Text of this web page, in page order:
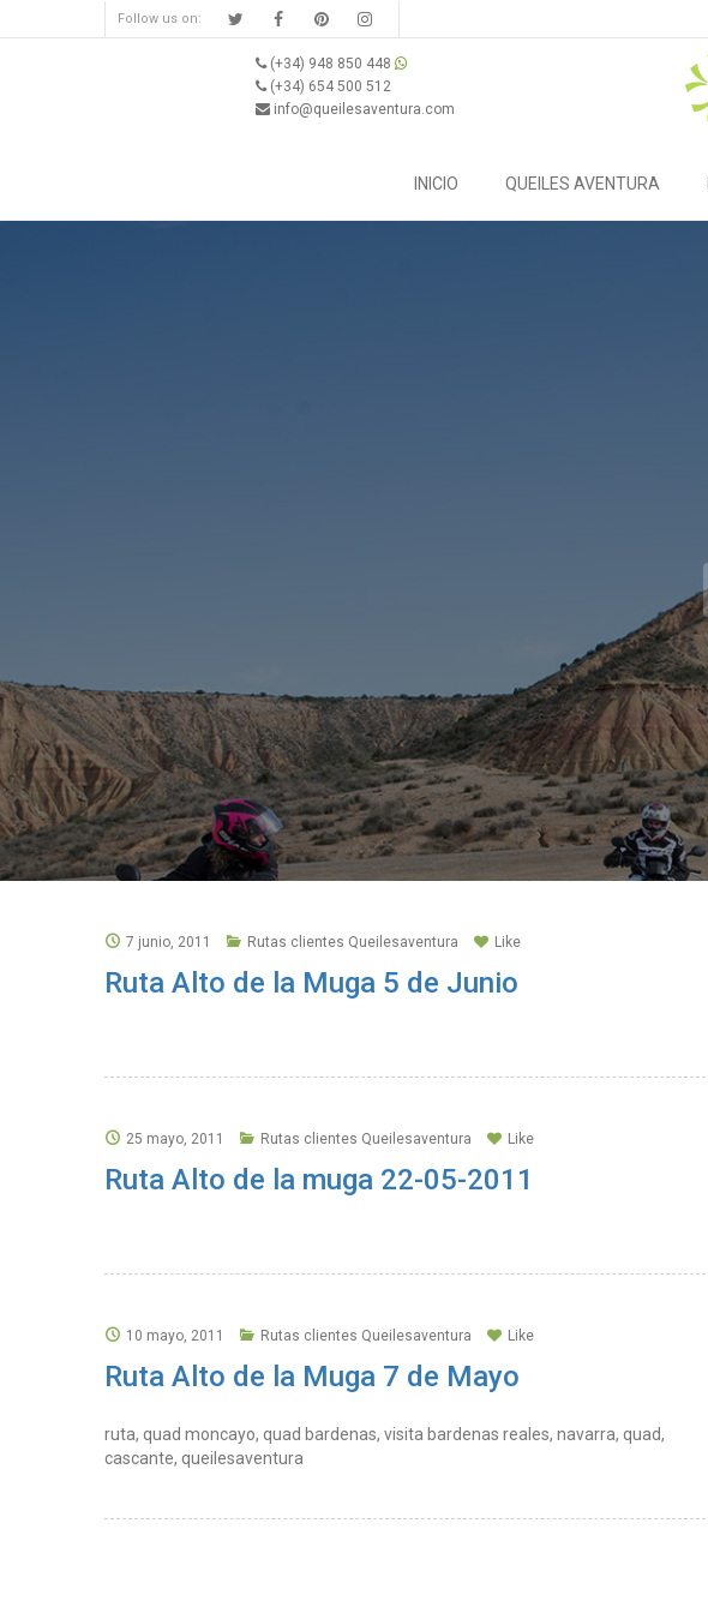
Follow us on:
(+34) 948 850 448
(+34) 654 500 512
info@queilesaventura.com
INICIO QUEILES AVENTURA
7 junio, 2011 Rutas clientes Queilesaventura Like
Ruta Alto de la Muga 5 de Junio
25 mayo, 2011 Rutas clientes Queilesaventura Like
Ruta Alto de la muga 22-05-2011
10 mayo, 2011 Rutas clientes Queilesaventura Like
Ruta Alto de la Muga 7 de Mayo
ruta, quad moncayo, quad bardenas, visita bardenas reales, navarra, quad,
cascante, queilesaventura